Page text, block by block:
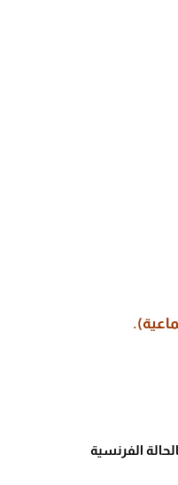
الفرنسية